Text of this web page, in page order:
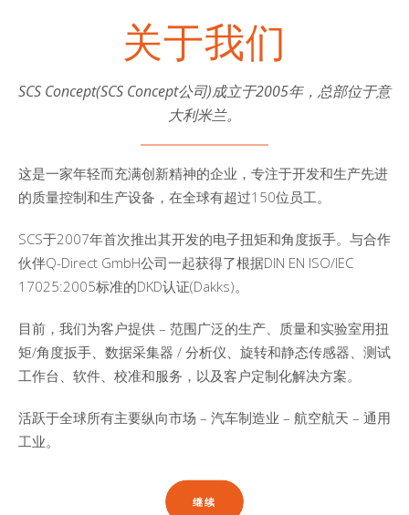
关于我们
SCS Concept(SCS Concept公司)成立于2005年，总部位于意
大利米兰。
这是一家年轻而充满创新精神的企业，专注于开发和生产先进
的质量控制和生产设备，在全球有超过150位员工。
SCS于2007年首次推出其开发的电子扭矩和角度扳手。与合作
伙伴Q-Direct GmbH公司一起获得了根据DIN EN ISO/IEC
17025:2005标准的DKD认证(Dakks)。
目前，我们为客户提供 – 范围广泛的生产、质量和实验室用扭
矩/角度扳手、数据采集器 / 分析仪、旋转和静态传感器、测试
工作台、软件、校准和服务，以及客户定制化解决方案。
活跃于全球所有主要纵向市场 – 汽车制造业 – 航空航天 – 通用
工业。
继续